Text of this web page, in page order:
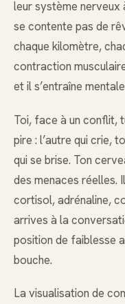
leur système nerveux
se contente pas de
chaque kilomètre,
contraction
et il s’entraîne
Toi, face à un conflit,
pire : l’autre qui crie,
qui se brise. Ton
des menaces réelles.
cortisol, adrénaline,
arrives à la
position de faiblesse
bouche.
La visualisation de